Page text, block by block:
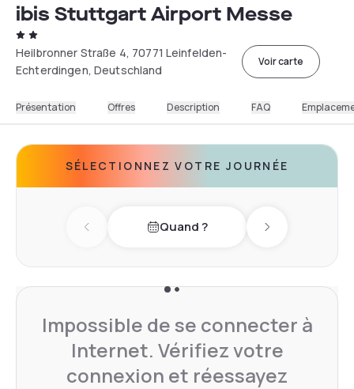
ibis Stuttgart Airport Messe
Heilbronner Straße 4, 70771 Leinfelden-
Echterdingen, Deutschland
Voir carte
Présentation Offres Description FAQ
SÉLECTIONNEZ VOTRE JOURNÉE
Previous dayQuand ? Next day
Impossible de se connecter à
Internet. Vérifiez votre
connexion et réessayez